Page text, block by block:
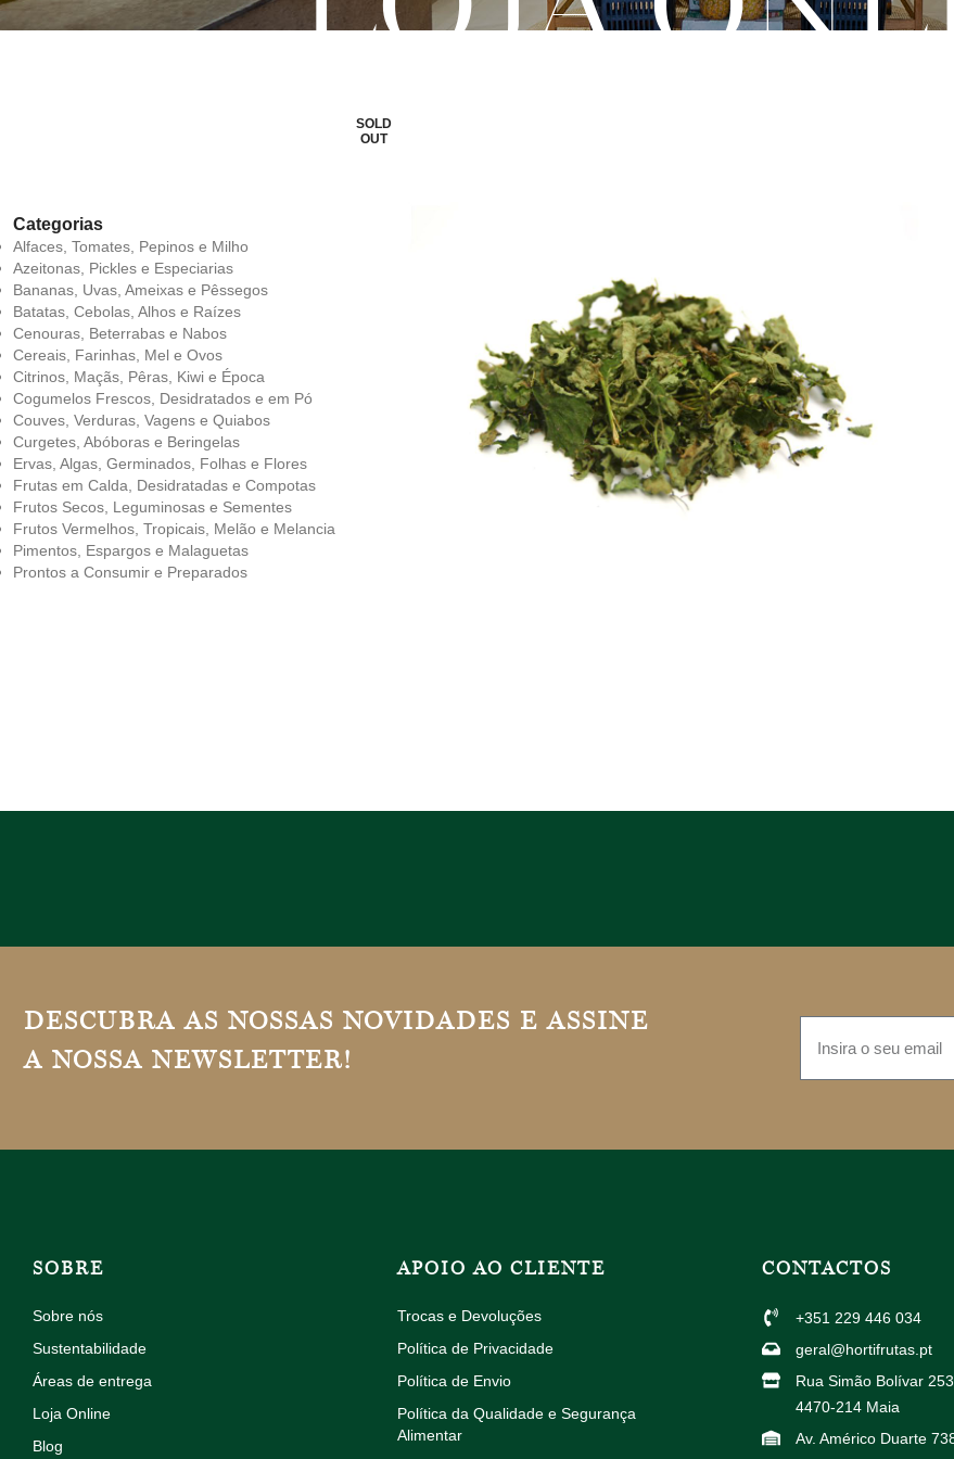
Categorias
Alfaces, Tomates, Pepinos e Milho
Azeitonas, Pickles e Especiarias
Bananas, Uvas, Ameixas e Pêssegos
Batatas, Cebolas, Alhos e Raízes
Cenouras, Beterrabas e Nabos
Cereais, Farinhas, Mel e Ovos
Citrinos, Maçãs, Pêras, Kiwi e Época
Cogumelos Frescos, Desidratados e em Pó
Couves, Verduras, Vagens e Quiabos
Curgetes, Abóboras e Beringelas
Ervas, Algas, Germinados, Folhas e Flores
Frutas em Calda, Desidratadas e Compotas
Frutos Secos, Leguminosas e Sementes
Frutos Vermelhos, Tropicais, Melão e Melancia
Pimentos, Espargos e Malaguetas
Prontos a Consumir e Preparados
SOLD
OUT
DESCUBRA AS NOSSAS NOVIDADES E ASSINE
A NOSSA NEWSLETTER!
SOBRE
Sobre nós
Sustentabilidade
Áreas de entrega
Loja Online
Blog
APOIO AO CLIENTE
Trocas e Devoluções
Política de Privacidade
Política de Envio
Política da Qualidade e Segurança
Alimentar
CONTACTOS
+351 229 446 034
geral@hortifrutas.pt
Rua Simão Bolívar 253
4470-214 Maia
Av. Américo Duarte